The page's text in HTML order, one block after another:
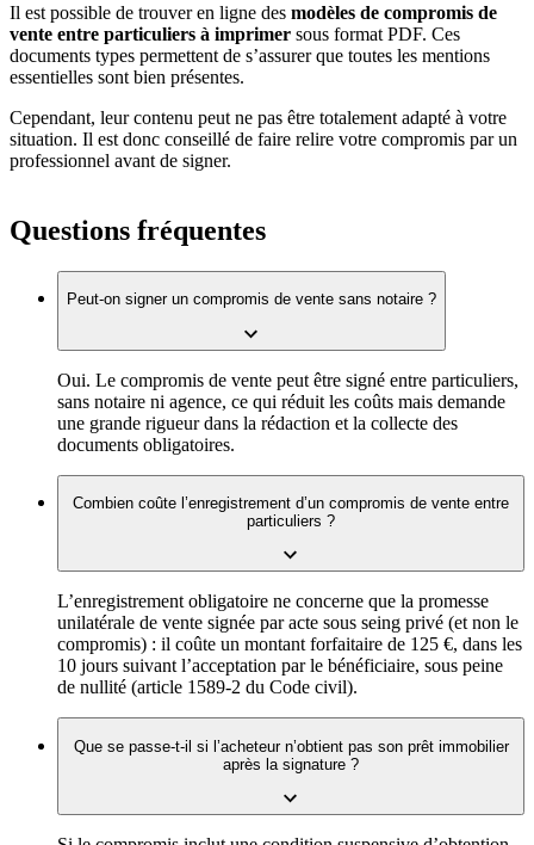
Il est possible de trouver en ligne des modèles de compromis de
vente entre particuliers à imprimer sous format PDF. Ces
documents types permettent de s’assurer que toutes les mentions
essentielles sont bien présentes.
Cependant, leur contenu peut ne pas être totalement adapté à votre
situation. Il est donc conseillé de faire relire votre compromis par un
professionnel avant de signer.
Questions fréquentes
Peut-on signer un compromis de vente sans notaire ?
Oui. Le compromis de vente peut être signé entre particuliers,
sans notaire ni agence, ce qui réduit les coûts mais demande
une grande rigueur dans la rédaction et la collecte des
documents obligatoires.
Combien coûte l’enregistrement d’un compromis de vente entre
particuliers ?
L’enregistrement obligatoire ne concerne que la promesse
unilatérale de vente signée par acte sous seing privé (et non le
compromis) : il coûte un montant forfaitaire de 125 €, dans les
10 jours suivant l’acceptation par le bénéficiaire, sous peine
de nullité (article 1589-2 du Code civil).
Que se passe-t-il si l’acheteur n’obtient pas son prêt immobilier
après la signature ?